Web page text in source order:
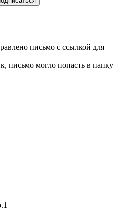
письмо с ссылкой для
письмо могло попасть в папку